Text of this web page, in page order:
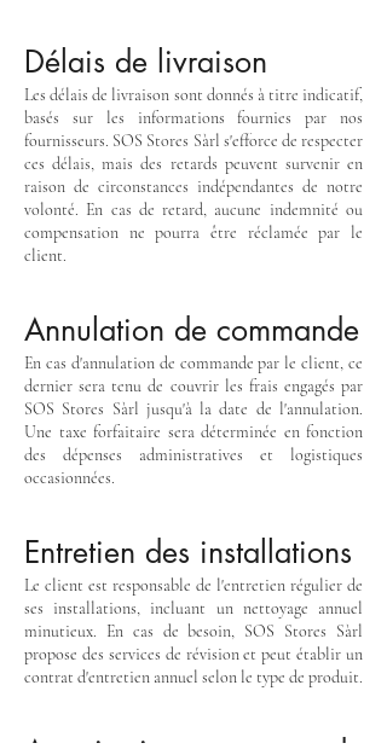
Délais de livraison
Les délais de livraison sont donnés à titre indicatif,
basés sur les informations fournies par nos
fournisseurs. SOS Stores Sàrl s'efforce de respecter
ces délais, mais des retards peuvent survenir en
raison de circonstances indépendantes de notre
volonté. En cas de retard, aucune indemnité ou
compensation ne pourra être réclamée par le
client.
Annulation de commande
En cas d'annulation de commande par le client, ce
dernier sera tenu de couvrir les frais engagés par
SOS Stores Sàrl jusqu'à la date de l'annulation.
Une taxe forfaitaire sera déterminée en fonction
des dépenses administratives et logistiques
occasionnées.
Entretien des installations
Le client est responsable de l'entretien régulier de
ses installations, incluant un nettoyage annuel
minutieux. En cas de besoin, SOS Stores Sàrl
propose des services de révision et peut établir un
contrat d'entretien annuel selon le type de produit.